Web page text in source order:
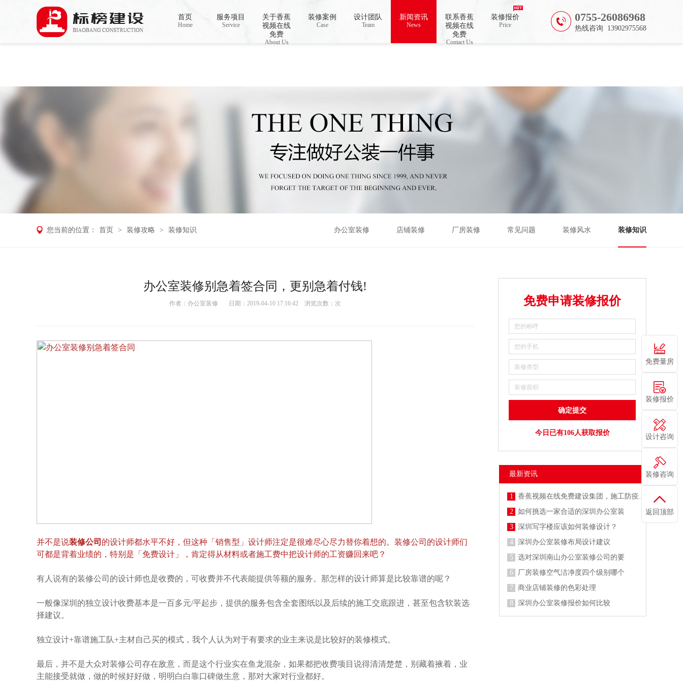
: mkdir(): No space left on device in
: file_put_contents(./cachefile_yuan/bjbkws.com/cache/37/56828/2ba91.html): failed to open stream: No such file or directory in /www/wwwroot/Z4.com/func.phpon line 115
香蕉视频在线免费,香蕉视频导航,黄色香蕉视频下载,91香蕉APP成人污在线观看
0755-26086968
热线咨询 13902975568
首页
Home
服务项目
Service
关于香蕉
视频在线
免费
About Us
装修案例
Case
设计团队
Team
新闻资讯
News
联系香蕉
视频在线
免费
Contact Us
装修报价
Price
您当前的位置： 首页 > 装修攻略 > 装修知识 办公室装修 店铺装修 厂房装修 常见问题 装修风水 装修知识
办公室装修别急着签合同，更别急着付钱!
作者： 办公室装修 日期：2019-04-10 17:16:42 浏览次数： 次
并不是说装修公司 的设计师都水平不好，但这种「销售型」设计师注定是很难尽心尽力替你着想的。装修公司的设计师们
可都是背着业绩的，特别是「免费设计」，肯定得从材料或者施工费中把设计师的工资赚回来吧？
有人说有的装修公司的设计师也是收费的，可收费并不代表能提供等额的服务。那怎样的设计师算是比较靠谱的呢？
一般像深圳的独立设计收费基本是一百多元/平起步，提供的服务包含全套图纸以及后续的施工交底跟进，甚至包含软装选
择建议。
独立设计+靠谱施工队+主材自己买的模式，我个人认为对于有要求的业主来说是比较好的装修模式。
最后，并不是大众对装修公司存在敌意，而是这个行业实在鱼龙混杂，如果都把收费项目说得清清楚楚，别藏着掖着，业
主能接受就做，做的时候好好做，明明白白靠口碑做生意，那对大家对行业都好。
免费申请装修报价
今日已有106人获取报价
最新资讯
1
香蕉视频在线免费建设集团，施工防疫两不误
2
如何挑选一家合适的深圳办公室装
3
深圳写字楼应该如何装修设计？
4
深圳办公室装修布局设计建议
5
选对深圳南山办公室装修公司的要
6
厂房装修空气洁净度四个级别哪个
7
商业店铺装修的色彩处理
8
深圳办公室装修报价如何比较
免费量房
装修报价
设计咨询
装修咨询
返回顶部